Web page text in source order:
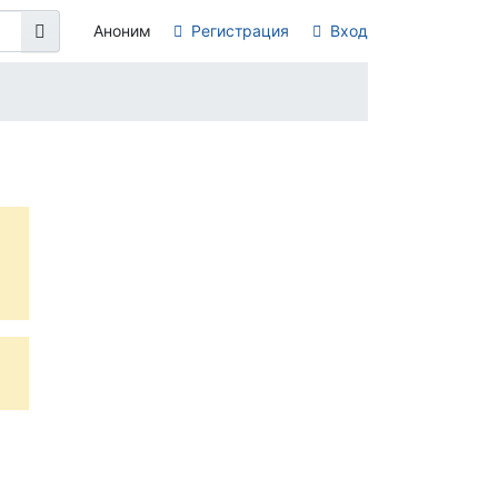
Аноним Регистрация Вход